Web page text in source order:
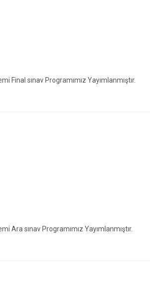
Final sınav Programımız Yayımlanmıştır.
Ara sınav Programımız Yayımlanmıştır.